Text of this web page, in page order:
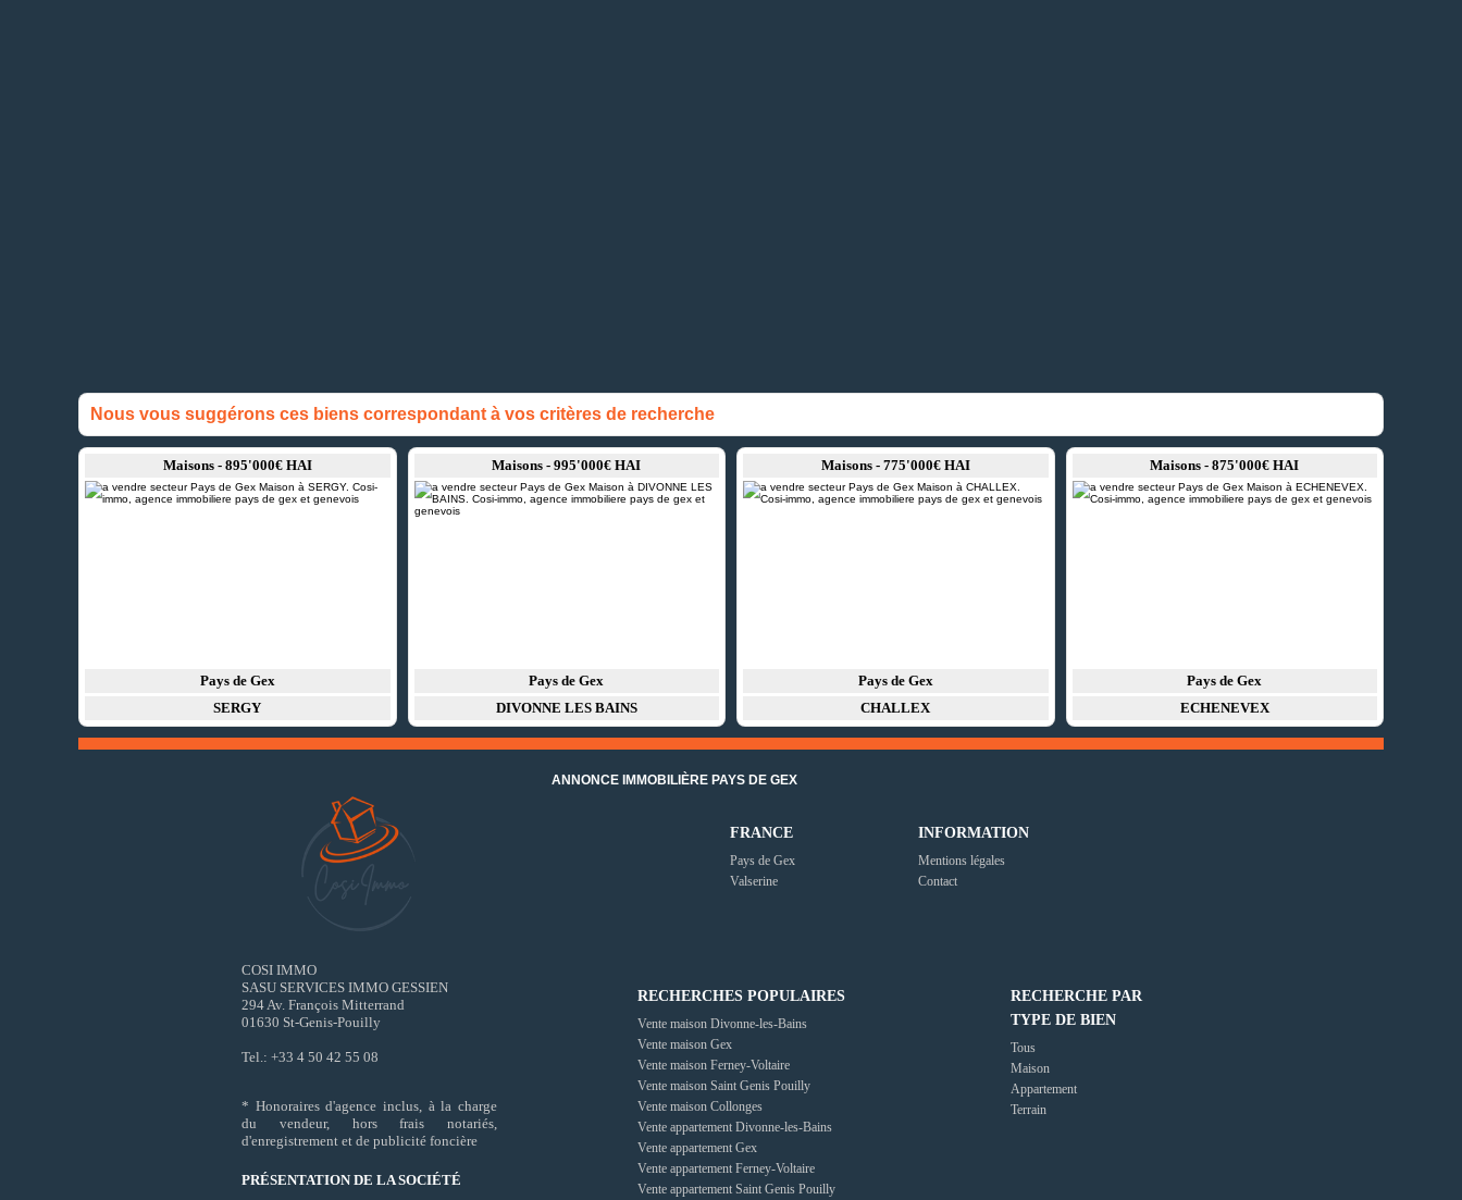
Nous vous suggérons ces biens correspondant à vos critères de recherche
Maisons - 895'000€ HAI
Pays de Gex
SERGY
Maisons - 995'000€ HAI
Pays de Gex
DIVONNE LES BAINS
Maisons - 775'000€ HAI
Pays de Gex
CHALLEX
Maisons - 875'000€ HAI
Pays de Gex
ECHENEVEX
COSI IMMO
SASU SERVICES IMMO GESSIEN
294 Av. François Mitterrand
01630 St-Genis-Pouilly
Tel.: +33 4 50 42 55 08
* Honoraires d'agence inclus, à la charge
du vendeur, hors frais notariés,
d'enregistrement et de publicité foncière
PRÉSENTATION DE LA SOCIÉTÉ
ANNONCE IMMOBILIÈRE PAYS DE GEX
FRANCE
Pays de Gex
Valserine
INFORMATION
Mentions légales
Contact
RECHERCHES POPULAIRES
Vente maison Divonne-les-Bains
Vente maison Gex
Vente maison Ferney-Voltaire
Vente maison Saint Genis Pouilly
Vente maison Collonges
Vente appartement Divonne-les-Bains
Vente appartement Gex
Vente appartement Ferney-Voltaire
Vente appartement Saint Genis Pouilly
RECHERCHE PAR
TYPE DE BIEN
Tous
Maison
Appartement
Terrain